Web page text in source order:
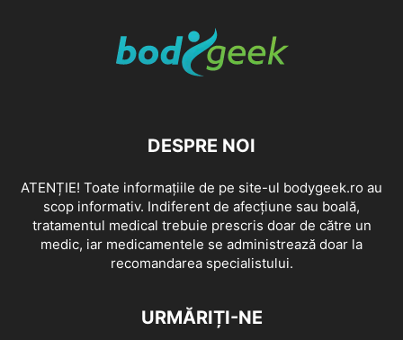
DESPRE NOI
ATENȚIE! Toate informațiile de pe site-ul bodygeek.ro au
scop informativ. Indiferent de afecțiune sau boală,
tratamentul medical trebuie prescris doar de către un
medic, iar medicamentele se administrează doar la
recomandarea specialistului.
URMĂRIȚI-NE